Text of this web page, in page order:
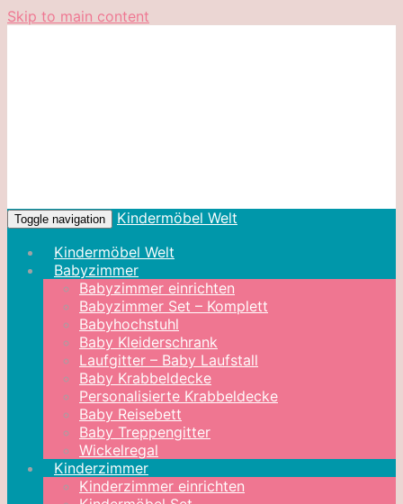
Skip to main content
Toggle navigation
Kindermöbel Welt
Kindermöbel Welt
Babyzimmer
Babyzimmer einrichten
Babyzimmer Set – Komplett
Babyhochstuhl
Baby Kleiderschrank
Laufgitter – Baby Laufstall
Baby Krabbeldecke
Personalisierte Krabbeldecke
Baby Reisebett
Baby Treppengitter
Wickelregal
Kinderzimmer
Kinderzimmer einrichten